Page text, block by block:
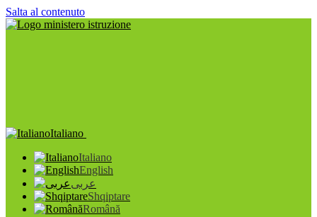
Salta al contenuto
Italiano
Italiano
English
عربى
Shqiptare
Română